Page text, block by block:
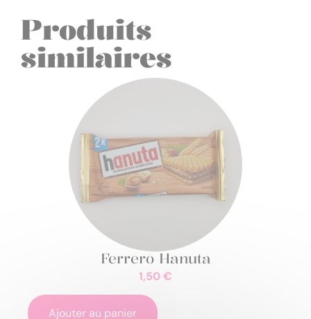
Produits
similaires
Ferrero Hanuta
1,50€
Ajouter au panier